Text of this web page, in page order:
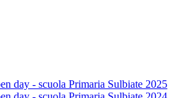
day - scuola Primaria Sulbiate 2025